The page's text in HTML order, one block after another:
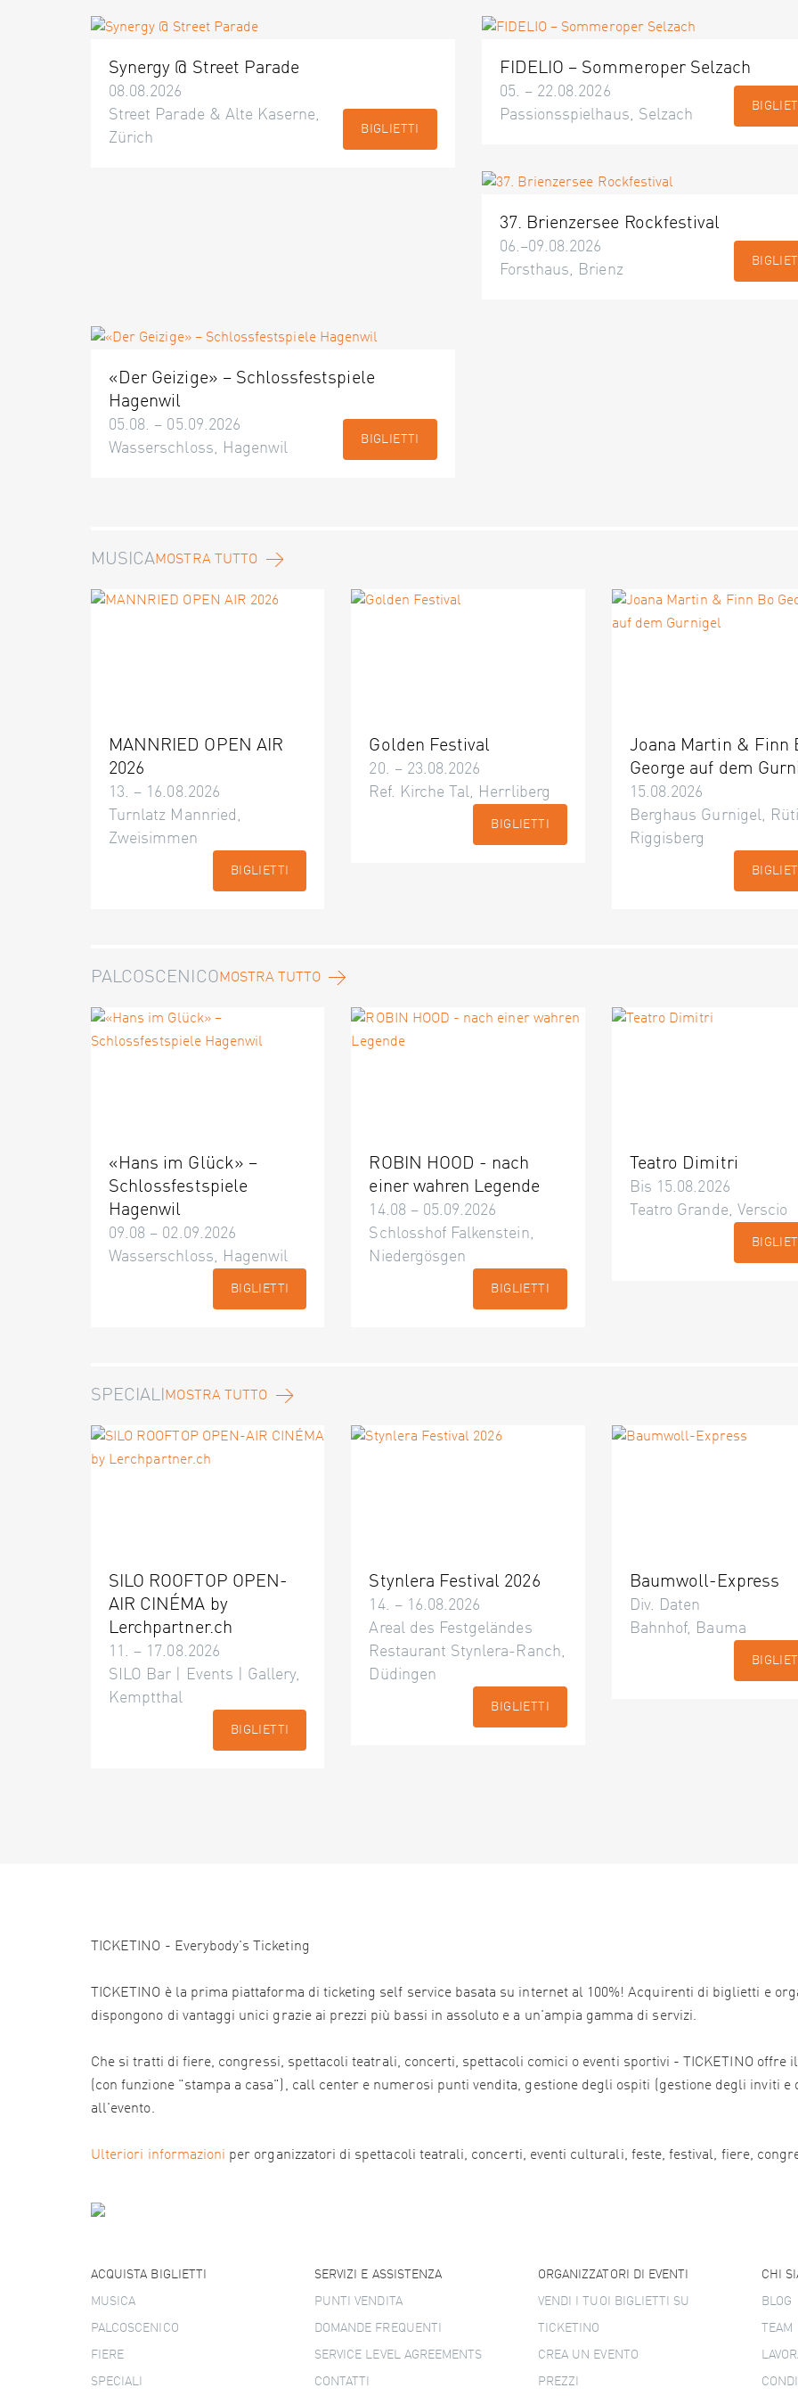
Synergy @ Street Parade
08.08.2026
Street Parade & Alte Kaserne,
Zürich
BIGLIETTI
FIDELIO – Sommeroper Selzach
05. – 22.08.2026
Passionsspielhaus, Selzach
37. Brienzersee Rockfestival
06.–09.08.2026
Forsthaus, Brienz
«Der Geizige» – Schlossfestspiele
Hagenwil
05.08. – 05.09.2026
Wasserschloss, Hagenwil
BIGLIETTI
MUSICAMOSTRA TUTTO
MANNRIED OPEN AIR
2026
13. – 16.08.2026
Turnlatz Mannried,
Zweisimmen
BIGLIETTI
Golden Festival
20. – 23.08.2026
Ref. Kirche Tal, Herrliberg
BIGLIETTI
Joana Martin & Finn
George auf dem
15.08.2026
Berghaus Gurnigel,
Riggisberg
PALCOSCENICOMOSTRA TUTTO
«Hans im Glück» –
Schlossfestspiele
Hagenwil
09.08 – 02.09.2026
Wasserschloss, Hagenwil
BIGLIETTI
ROBIN HOOD - nach
einer wahren Legende
14.08 – 05.09.2026
Schlosshof Falkenstein,
Niedergösgen
BIGLIETTI
Teatro Dimitri
Bis 15.08.2026
Teatro Grande, Verscio
SPECIALIMOSTRA TUTTO
SILO ROOFTOP OPEN-
AIR CINÉMA by
Lerchpartner.ch
11. – 17.08.2026
SILO Bar | Events | Gallery,
Kemptthal
BIGLIETTI
Stynlera Festival 2026
14. – 16.08.2026
Areal des Festgeländes
Restaurant Stynlera-Ranch,
Düdingen
BIGLIETTI
Baumwoll-Express
Div. Daten
Bahnhof, Bauma
TICKETINO - Everybody's Ticketing
TICKETINO è la prima piattaforma di ticketing self service basata su internet al 100%! Acquirenti di biglietti e
dispongono di vantaggi unici grazie ai prezzi più bassi in assoluto e a un'ampia gamma di servizi.
Che si tratti di fiere, congressi, spettacoli teatrali, concerti, spettacoli comici o eventi sportivi - TICKETINO
(con funzione "stampa a casa"), call center e numerosi punti vendita, gestione degli ospiti (gestione degli inviti
all'evento.
Ulteriori informazioni per organizzatori di spettacoli teatrali, concerti, eventi culturali, feste, festival, fiere,
ACQUISTA BIGLIETTI
MUSICA
PALCOSCENICO
FIERE
SPECIALI
SERVIZI E ASSISTENZA
PUNTI VENDITA
DOMANDE FREQUENTI
SERVICE LEVEL AGREEMENTS
CONTATTI
ORGANIZZATORI DI EVENTI
VENDI I TUOI BIGLIETTI SU
TICKETINO
CREA UN EVENTO
PREZZI
CHI
BLOG
TEAM